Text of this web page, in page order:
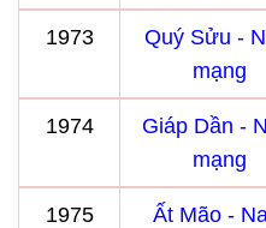
1973
Quý Sửu -
mạng
1974
Giáp Dần -
mạng
1975
Ất Mão -